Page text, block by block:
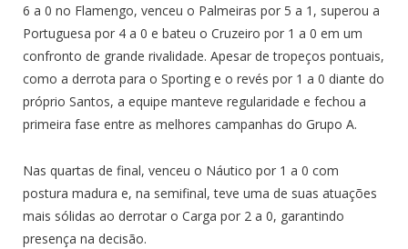
6 a 0 no Flamengo, venceu o Palmeiras por 5 a 1, superou a
Portuguesa por 4 a 0 e bateu o Cruzeiro por 1 a 0 em um
confronto de grande rivalidade. Apesar de tropeços pontuais,
como a derrota para o Sporting e o revés por 1 a 0 diante do
próprio Santos, a equipe manteve regularidade e fechou a
primeira fase entre as melhores campanhas do Grupo A.
Nas quartas de final, venceu o Náutico por 1 a 0 com
postura madura e, na semifinal, teve uma de suas atuações
mais sólidas ao derrotar o Carga por 2 a 0, garantindo
presença na decisão.